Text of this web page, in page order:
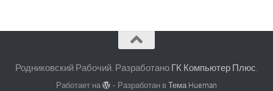
Родниковский Рабочий. Разработано ГК Компьютер Плюс.
Работает на - Разработан вТема Hueman